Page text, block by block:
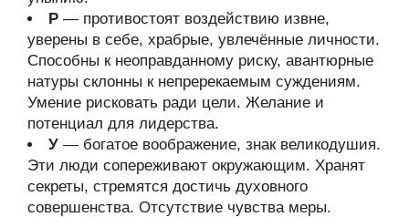
Р — противостоят воздействию извне,
уверены в себе, храбрые, увлечённые личности.
Способны к неоправданному риску, авантюрные
натуры склонны к непререкаемым суждениям.
Умение рисковать ради цели. Желание и
потенциал для лидерства.
У — богатое воображение, знак великодушия.
Эти люди сопереживают окружающим. Хранят
секреты, стремятся достичь духовного
совершенства. Отсутствие чувства меры.